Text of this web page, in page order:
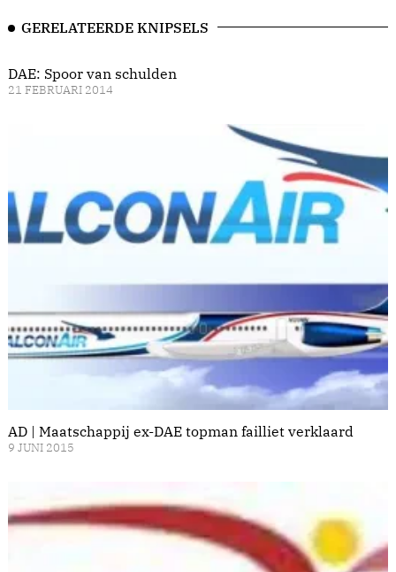
GERELATEERDE KNIPSELS
DAE: Spoor van schulden
21 FEBRUARI 2014
AD | Maatschappij ex-DAE topman failliet verklaard
9 JUNI 2015